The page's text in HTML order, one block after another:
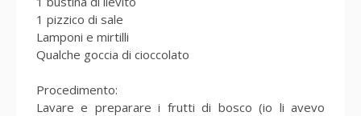
1 pizzico di sale
Lamponi e mirtilli
Qualche goccia di cioccolato
Procedimento:
Lavare e preparare i frutti di bosco (io li avevo